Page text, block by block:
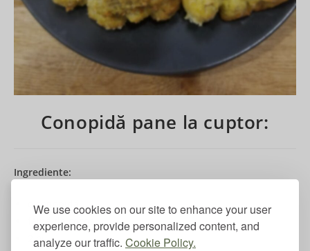
We use cookies on our site to enhance your user
experience, provide personalized content, and
analyze our traffic. Cookie Policy.
Conopidă pane la cuptor:
Ingrediente:
o conopidă
făină de cocos
2 ou